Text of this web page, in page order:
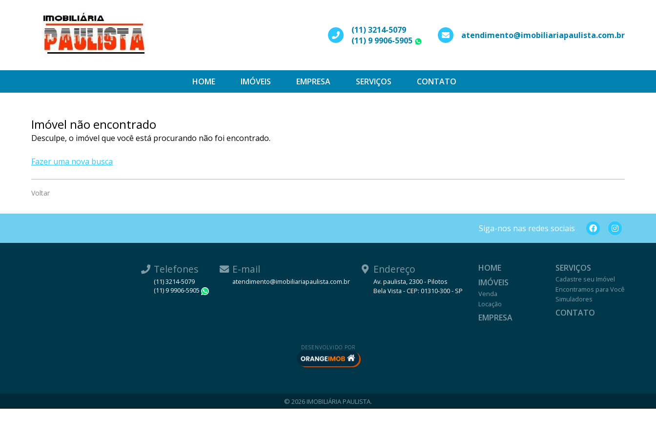
(11) 3214-5079
(11) 9 9906-5905
WhatsApp
atendimento@imobiliariapaulista.com.br
HOME IMÓVEIS EMPRESA SERVIÇOS CONTATO
Imóvel não encontrado
Desculpe, o imóvel que você está procurando não foi encontrado.
Fazer uma nova busca
Voltar
Siga-nos nas redes sociais
Telefones
(11) 3214-5079
(11) 9 9906-5905
E-mail
atendimento@imobiliariapaulista.com.br
Endereço
Av. paulista, 2300 - Pilotos
Bela Vista - CEP: 01310-300 - SP
HOME
IMÓVEIS
Venda
Locação
EMPRESA
SERVIÇOS
Cadastre seu Imóvel
Encontramos para Você
Simuladores
CONTATO
DESENVOLVIDO POR
© 2026 IMOBILIÁRIA PAULISTA.